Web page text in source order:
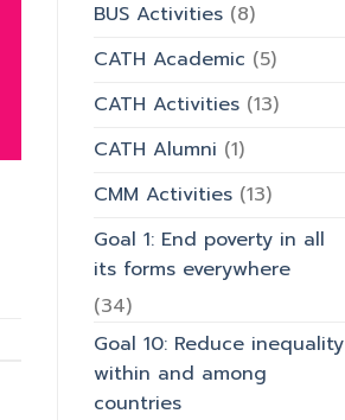
ตั้ง
BUS Activities(8)
CATH Academic (5)
CATH Activities(13)
CATH Alumni (1)
CMM Activities(13)
Goal 1: End poverty in all
its forms everywhere
(34)
Goal 10: Reduce inequality
within and among
countries